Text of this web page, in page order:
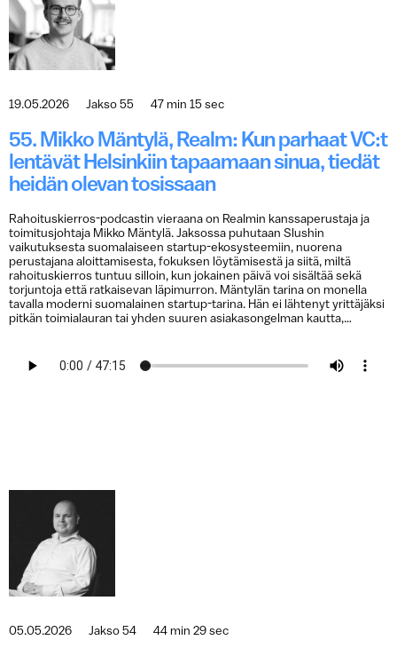
19.05.2026 Jakso 55 47 min 15 sec
55. Mikko Mäntylä, Realm: Kun parhaat VC:t
lentävät Helsinkiin tapaamaan sinua, tiedät
heidän olevan tosissaan
Rahoituskierros-podcastin vieraana on Realmin kanssaperustaja ja
toimitusjohtaja Mikko Mäntylä. Jaksossa puhutaan Slushin
vaikutuksesta suomalaiseen startup-ekosysteemiin, nuorena
perustajana aloittamisesta, fokuksen löytämisestä ja siitä, miltä
rahoituskierros tuntuu silloin, kun jokainen päivä voi sisältää sekä
torjuntoja että ratkaisevan läpimurron. Mäntylän tarina on monella
tavalla moderni suomalainen startup-tarina. Hän ei lähtenyt yrittäjäksi
pitkän toimialauran tai yhden suuren asiakasongelman kautta,…
05.05.2026 Jakso 54 44 min 29 sec